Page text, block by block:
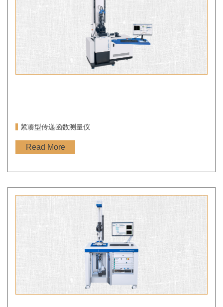
紧凑型传递函数测量仪
Read More